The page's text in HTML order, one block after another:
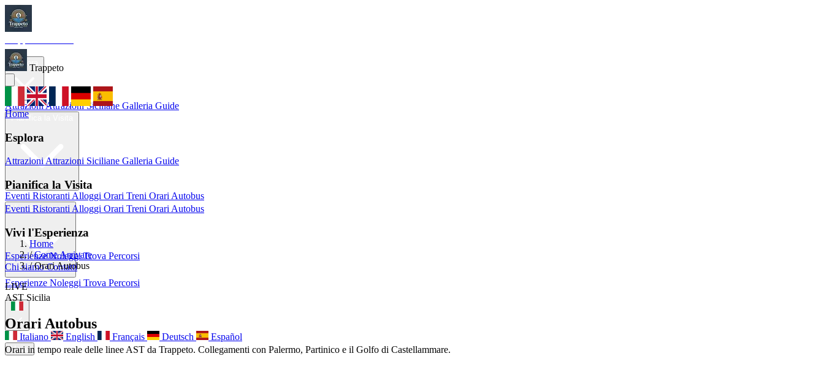
Home
AttrazioniAttrazioni Siciliane Galleria Guide
Eventi Ristoranti Alloggi Orari Treni Orari Autobus
Esperienze Noleggi Trova Percorsi
Chi siamoContatti
Italiano English Français Deutsch Español
Menu
Trappeto
Home
Esplora
AttrazioniAttrazioni Siciliane Galleria Guide
Pianifica la Visita
Eventi Ristoranti Alloggi Orari Treni Orari Autobus
Vivi l'Esperienza
Esperienze Noleggi Trova Percorsi
Chi siamo Contatti
Home
/ Come Arrivare
/ Orari Autobus
LIVE
AST Sicilia
Orari Autobus
Orari in tempo reale delle linee AST da Trappeto. Collegamenti con Palermo, Partinico e il Golfo di Castellammare.